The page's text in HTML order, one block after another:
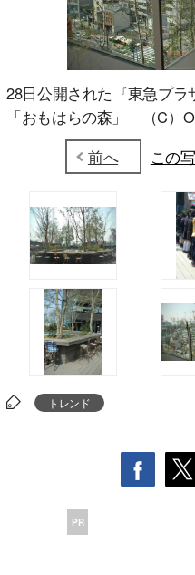
28日公開された『東急プ
「おもはらの森」 （C）
前へ
この
トレンド
PR